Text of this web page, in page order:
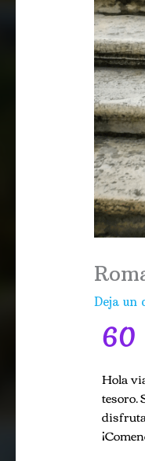
Deja un
60
Hola
tesoro.